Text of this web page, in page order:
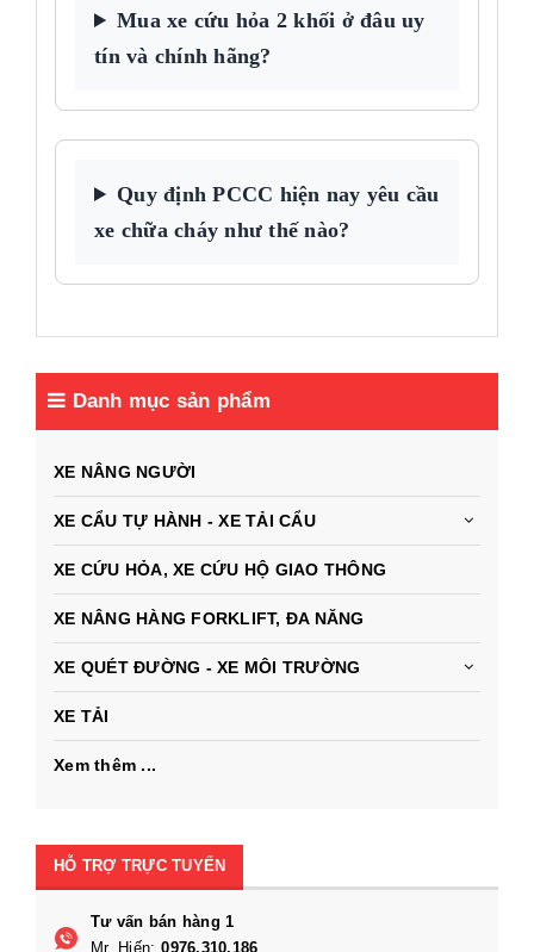
Mua xe cứu hỏa 2 khối ở đâu uy
tín và chính hãng?
Quy định PCCC hiện nay yêu cầu
xe chữa cháy như thế nào?
Danh mục sản phẩm
XE NÂNG NGƯỜI
XE CẨU TỰ HÀNH - XE TẢI CẨU
XE CỨU HỎA, XE CỨU HỘ GIAO THÔNG
XE NÂNG HÀNG FORKLIFT, ĐA NĂNG
XE QUÉT ĐƯỜNG - XE MÔI TRƯỜNG
XE TẢI
Xem thêm ...
HỖ TRỢ TRỰC TUYẾN
Tư vấn bán hàng 1
Mr. Hiến: 0976.310.186